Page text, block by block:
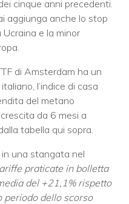
cinque anni precedenti.
aggiunga anche lo stop
Ucraina e la minor
di Amsterdam ha un
italiano, l’indice di casa
del metano
da 6 mesi a
tabella qui sopra.
una stangata nel
praticate in bolletta
del +21,1% rispetto
periodo dello scorso